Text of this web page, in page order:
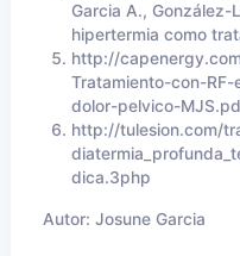
Garcia A.,
hipertermia como
http://
Tratamiento-con-
dolor-pelvico-
http://tulesion.com/
dica.3php
Autor: Josune Garcia